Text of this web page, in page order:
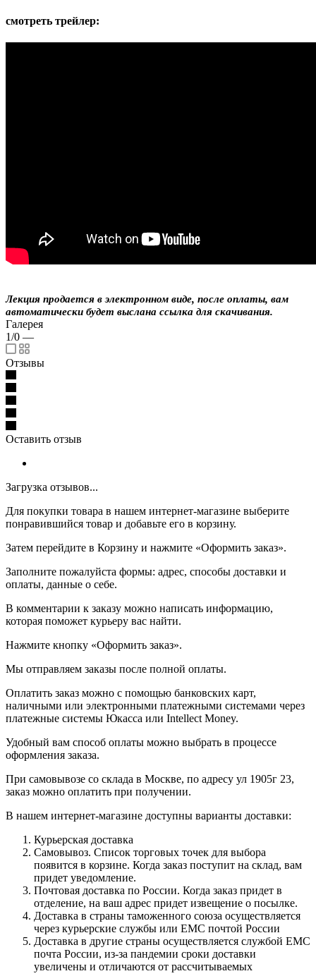
смотреть трейлер:
Лекция продается в электронном виде, после оплаты, вам
автоматически будет выслана ссылка для скачивания.
Галерея
1/0 —
Отзывы
Оставить отзыв
Загрузка отзывов...
Для покупки товара в нашем интернет-магазине выберите
понравившийся товар и добавьте его в корзину.
Затем перейдите в Корзину и нажмите «Оформить заказ».
Заполните пожалуйста формы: адрес, способы доставки и
оплаты, данные о себе.
В комментарии к заказу можно написать информацию,
которая поможет курьеру вас найти.
Нажмите кнопку «Оформить заказ».
Мы отправляем заказы после полной оплаты.
Оплатить заказ можно с помощью банковских карт,
наличными или электронными платежными системами через
платежные системы Юкасса или Intellect Money.
Удобный вам способ оплаты можно выбрать в процессе
оформления заказа.
При самовывозе со склада в Москве, по адресу ул 1905г 23,
заказ можно оплатить при получении.
В нашем интернет-магазине доступны варианты доставки:
Курьерская доставка
Самовывоз. Список торговых точек для выбора
появится в корзине. Когда заказ поступит на склад, вам
придет уведомление.
Почтовая доставка по России. Когда заказ придет в
отделение, на ваш адрес придет извещение о посылке.
Доставка в страны таможенного союза осуществляется
через курьерские службы или ЕМС почтой России
Доставка в другие страны осуществляется службой ЕМС
почта России, из-за пандемии сроки доставки
увеличены и отличаются от рассчитываемых